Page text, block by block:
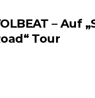
– Auf
Tour